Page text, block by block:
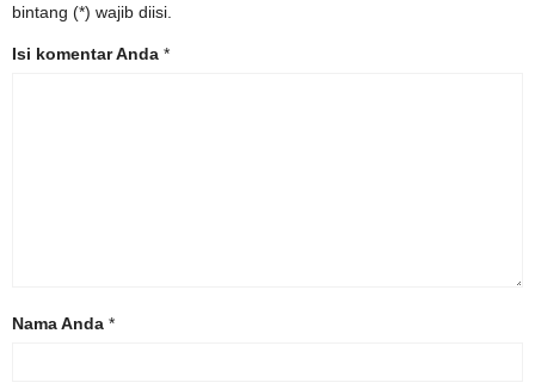
bintang (*) wajib diisi.
Isi komentar Anda *
Nama Anda *